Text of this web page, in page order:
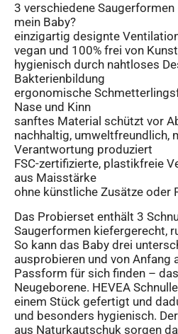
3 verschiedene
mein Baby?
einzigartig designte
vegan und 100% frei von
hygienisch durch nahtloses
Bakterienbildung
ergonomische
Nase und Kinn
sanftes Material schützt vor
nachhaltig, umweltfreundlich,
Verantwortung produziert
FSC-zertifizierte, plastikfreie
aus Maisstärke
ohne künstliche Zusätze oder
Das Probierset enthält 3
Saugerformen kiefergerecht,
So kann das Baby drei
ausprobieren und von Anfang
Passform für sich finden –
Neugeborene. HEVEA
einem Stück gefertigt und
und besonders hygienisch.
aus Naturkautschuk sorgen